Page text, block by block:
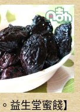
益生堂蜜餞】